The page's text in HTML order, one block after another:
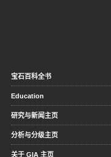
宝石百科全书
Education
研究与新闻主页
分析与分级主页
关于 GIA 主页